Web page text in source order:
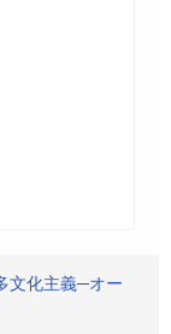
文化主義─オー